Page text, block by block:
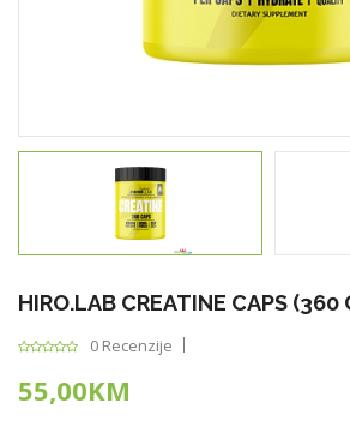
HIRO.LAB CREATINE CAPS (360
0 Recenzije
55,00KM